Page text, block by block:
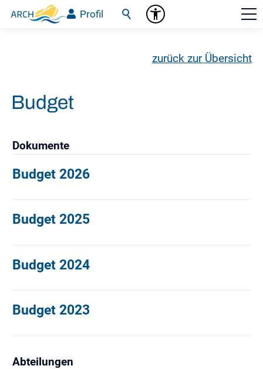
Profil
zurück zur Übersicht
Budget
Dokumente
Budget 2026
Budget 2025
Budget 2024
Budget 2023
Abteilungen